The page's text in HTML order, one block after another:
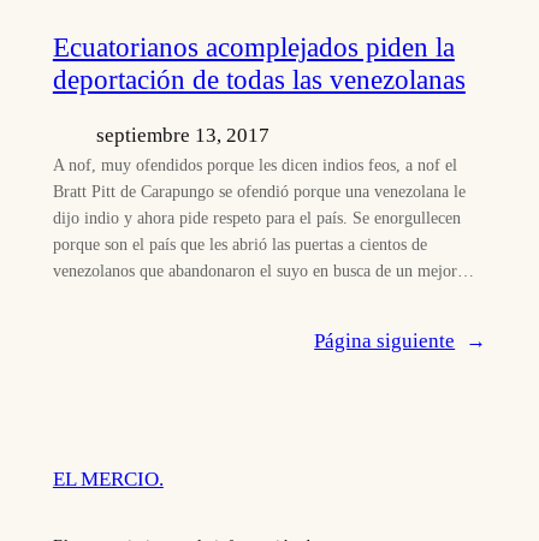
Ecuatorianos acomplejados piden la
deportación de todas las venezolanas
septiembre 13, 2017
A nof, muy ofendidos porque les dicen indios feos, a nof el
Bratt Pitt de Carapungo se ofendió porque una venezolana le
dijo indio y ahora pide respeto para el país. Se enorgullecen
porque son el país que les abrió las puertas a cientos de
venezolanos que abandonaron el suyo en busca de un mejor…
Página siguiente →
EL MERCIO.